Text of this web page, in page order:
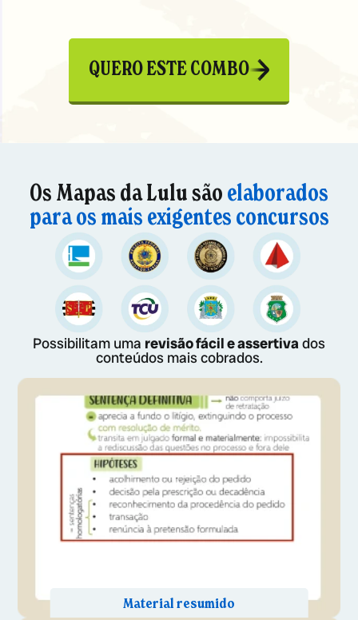
QUERO ESTE COMBO
Os Mapas da Lulu são elaborados
para os mais exigentes concursos
Possibilitam uma revisão fácil e assertivados
conteúdos mais cobrados.